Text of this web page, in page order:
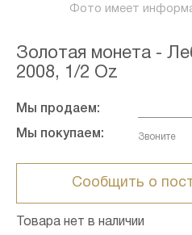
Фото имеет
Золотая монета -
2008, 1/2 Oz
Мы продаем:
Мы покупаем: Звоните
Сообщить о
Товара нет в наличии